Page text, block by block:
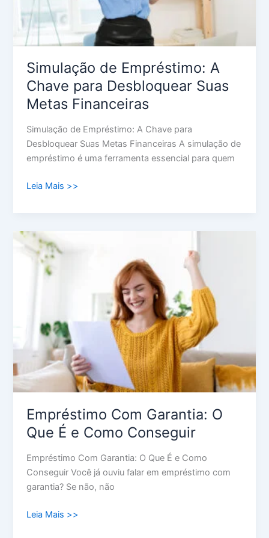
Simulação de Empréstimo: A
Chave para Desbloquear Suas
Metas Financeiras
Simulação de Empréstimo: A Chave para
Desbloquear Suas Metas Financeiras A simulação de
empréstimo é uma ferramenta essencial para quem
Metas
Financeiras
Leia Mais >>
Empréstimo Com Garantia: O
Que É e Como Conseguir
Empréstimo Com Garantia: O Que É e Como
Conseguir Você já ouviu falar em empréstimo com
garantia? Se não, não
Empréstimo
Com
Garantia:
Como
Conseguir
Leia Mais >>